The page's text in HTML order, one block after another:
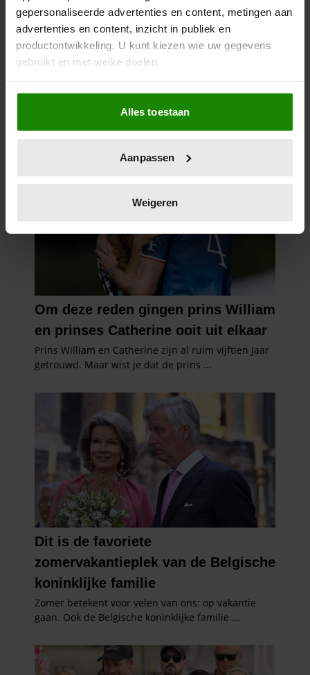
gepersonaliseerde advertenties en content, metingen aan
advertenties en content, inzicht in publiek en
productontwikkeling. U kunt kiezen wie uw gegevens
gebruikt en met welke doelen.
Als u het toestaat, willen we ook graag:
Informatie verzamelen over uw geografische
locatie, die tot een paar meter nauwkeurig kan zijn
scannen op specifieke eigenschappen (fingerprinting)
verwerkt en stel uw voorkeuren in het
intrekken in de Cookieverklaring.
We gebruiken cookies om content en advertenties te
personaliseren, om functies voor social media te bieden
en om ons websiteverkeer te analyseren. Ook delen we
informatie over uw gebruik van onze site met onze
partners voor social media, adverteren en analyse. Deze
partners kunnen deze gegevens combineren met andere
informatie die u aan ze heeft verstrekt of die ze hebben
gaat akkoord met onze cookies als u onze website blijft
Alles toestaan
Aanpassen
Weigeren
BIJZONDER: PRINSES BEATRIX
ZIET NA 88 JAAR HAAR
VERDWENEN WIEG TERUG